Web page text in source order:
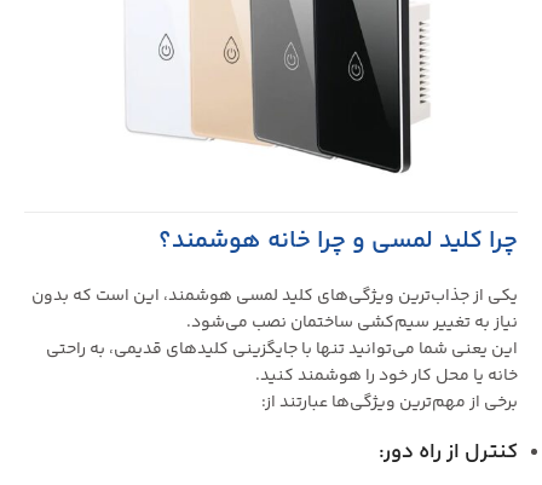
چرا کلید لمسی و چرا خانه هوشمند؟
یکی از جذاب‌ترین ویژگی‌های کلید لمسی هوشمند، این است که بدون
نیاز به تغییر سیم‌کشی ساختمان نصب می‌شود.
این یعنی شما می‌توانید تنها با جایگزینی کلیدهای قدیمی، به راحتی
خانه یا محل کار خود را هوشمند کنید.
برخی از مهم‌ترین ویژگی‌ها عبارتند از:
کنترل از راه دور: